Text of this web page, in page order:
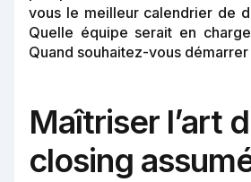
vous le meilleur calendrier de
Quelle équipe serait en
Quand souhaitez-vous démarrer
Maîtriser l’art
closing